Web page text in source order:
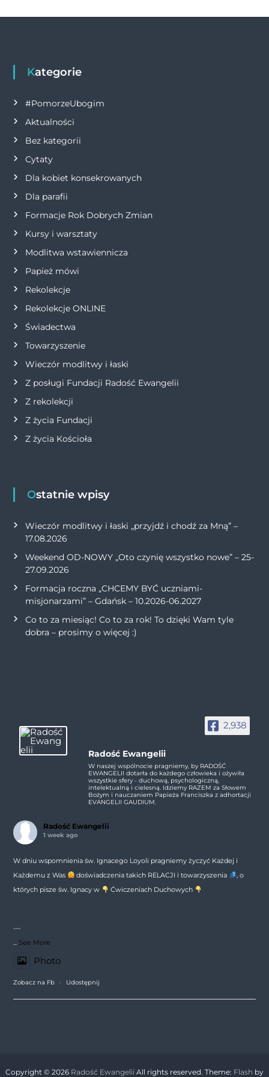
k
w
g
a
c
j
a
w
p
i
s
u
Kategorie
#PomorzeUbogim
Aktualności
Bez kategorii
Cytaty
Dla kobiet konsekrowanych
Dla parafii
Formacje Rok Dobrych Zmian
Kursy i warsztaty
Modlitwa wstawiennicza
Papież mówi
Rekolekcje
Rekolekcje ONLINE
Świadectwa
Towarzyszenie
Wieczór modlitwy i łaski
Z posługi Fundacji Radość Ewangelii
Z rekolekcji
Z życia Fundacji
Z życia Kościoła
Ostatnie wpisy
Wieczór modlitwy i łaski „przyjdź i chodź za Mną” –
17.08.2026
Weekend OD-NOWY „Oto czynię wszystko nowe” – 25-
27.09.2026
Formacja roczna „CHCEMY BYĆ uczniami-
misjonarzami” – Gdańsk – 10.2026-06.2027
Co to za miesiąc! Co to za rok! To dzięki Wam tyle
dobra – prosimy o więcej :)
2,938
Radość Ewangelii
W naszej wspólnocie pragniemy, by RADOŚĆ
EWANGELII dotarła do każdego człowieka i ożywiła
wszystkie sfery - duchową, psychologiczną,
intelektualną i cielesną. Idziemy RAZEM za Słowem
Bożym i nauczaniem Papieża Franciszka z adhortacji
EVANGELII GAUDIUM.
Radość Ewangelii
1 week ago
W dniu wspomnienia św. Ignacego Loyoli pragniemy życzyć Każdej i
Każdemu z Was
doświadczenia takich RELACJI i towarzyszenia
, o
których pisze św. Ignacy w
Ćwiczeniach Duchowych
---
See More
Photo
Zobacz na Fb · Udostępnij
Copyright © 2026 Radość Ewangelii All rights reserved. Theme: Flash by